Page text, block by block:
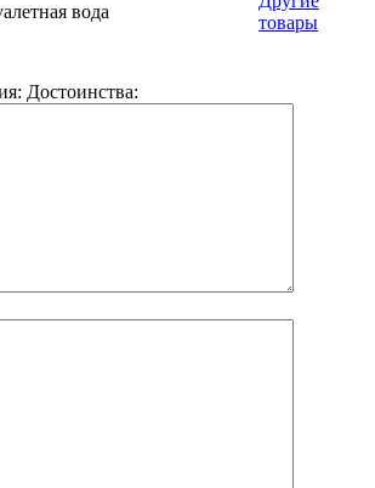
вода
товары
Достоинства: